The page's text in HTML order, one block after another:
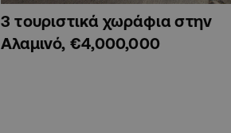
3 τουριστικά χωράφια στην
Αλαμινό, €4,000,000